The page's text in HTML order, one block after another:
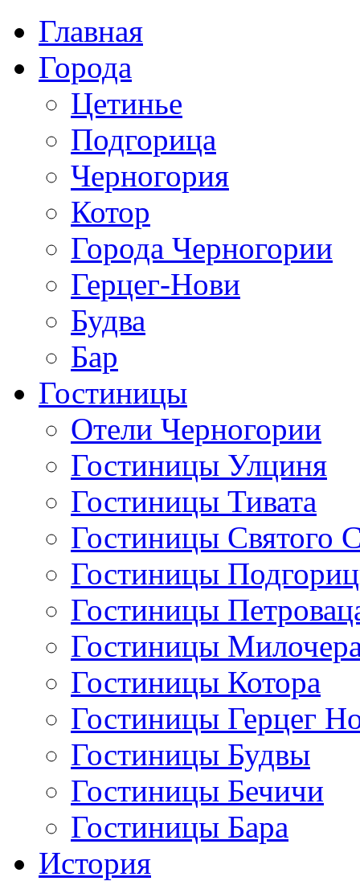
Главная
Города
Цетинье
Подгорица
Черногория
Котор
Города Черногории
Герцег-Нови
Будва
Бар
Гостиницы
Отели Черногории
Гостиницы Улциня
Гостиницы Тивата
Гостиницы Святого
Гостиницы
Гостиницы
Гостиницы
Гостиницы Котора
Гостиницы Герцег
Гостиницы Будвы
Гостиницы Бечичи
Гостиницы Бара
История